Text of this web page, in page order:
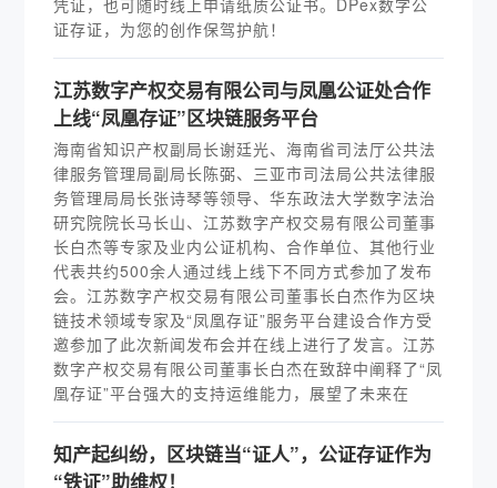
凭证，也可随时线上申请纸质公证书。DPex数字公
证存证，为您的创作保驾护航！
江苏数字产权交易有限公司与凤凰公证处合作
上线“凤凰存证”区块链服务平台
海南省知识产权副局长谢廷光、海南省司法厅公共法
律服务管理局副局长陈弼、三亚市司法局公共法律服
务管理局局长张诗琴等领导、华东政法大学数字法治
研究院院长马长山、江苏数字产权交易有限公司董事
长白杰等专家及业内公证机构、合作单位、其他行业
代表共约500余人通过线上线下不同方式参加了发布
会。江苏数字产权交易有限公司董事长白杰作为区块
链技术领域专家及“凤凰存证”服务平台建设合作方受
邀参加了此次新闻发布会并在线上进行了发言。江苏
数字产权交易有限公司董事长白杰在致辞中阐释了“凤
凰存证”平台强大的支持运维能力，展望了未来在
知产起纠纷，区块链当“证人”，公证存证作为
“铁证”助维权！